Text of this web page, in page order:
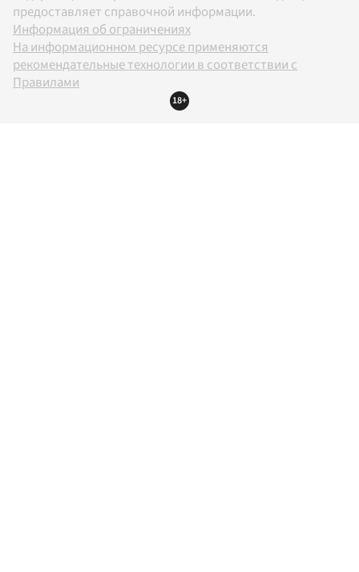
предоставляет справочной информации.
Информация об ограничениях
На информационном ресурсе применяются
рекомендательные технологии в соответствии с
Правилами
18+